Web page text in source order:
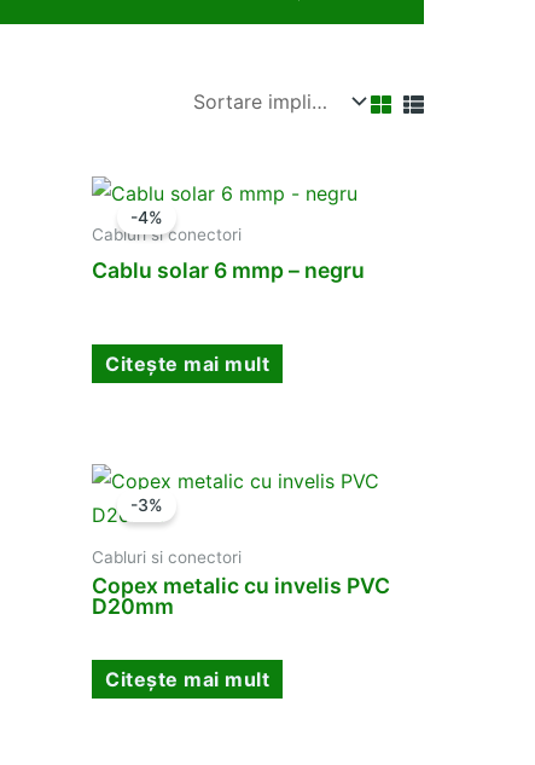
-4%
Cabluri si conectori
Cablu solar 6 mmp – negru
Citește mai mult
-3%
Cabluri si conectori
Copex metalic cu invelis PVC
D20mm
Citește mai mult